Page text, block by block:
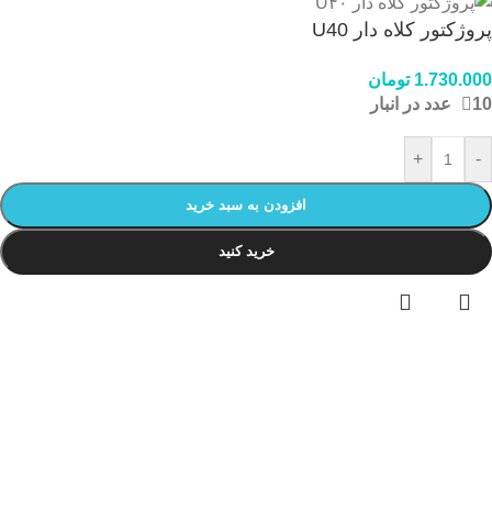
پروژکتور کلاه دار U40
1.730.000 تومان
10 عدد در انبار
-
+
افزودن به سبد خرید
خرید کنید